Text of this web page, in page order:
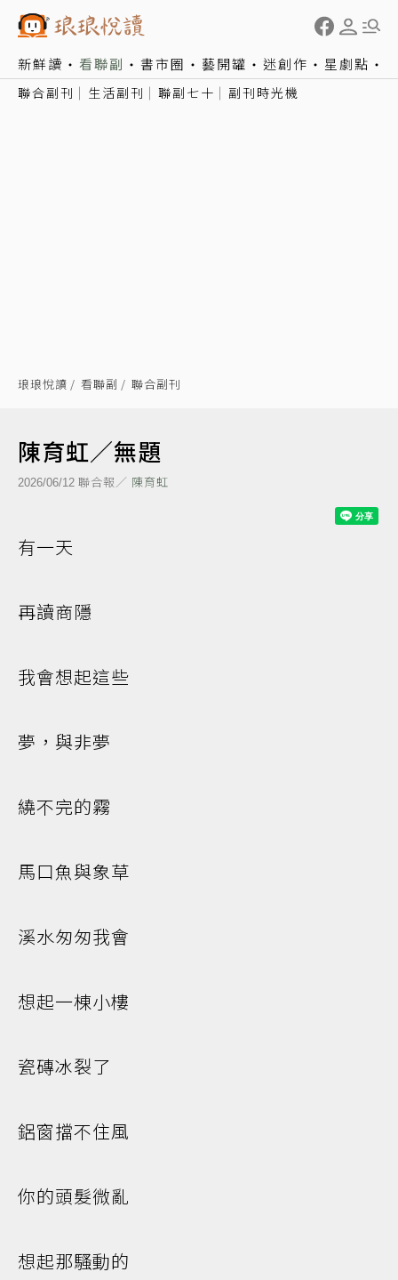
新鮮讀 看聯副 書市圈 藝開罐 迷創作 星劇點
聯合副刊 生活副刊 聯副七十 副刊時光機
琅琅悅讀 看聯副 聯合副刊
陳育虹／無題
2026/06/12 聯合報／ 陳育虹
有一天
再讀商隱
我會想起這些
夢，與非夢
繞不完的霧
馬口魚與象草
溪水匆匆我會
想起一棟小樓
瓷磚冰裂了
鋁窗擋不住風
你的頭髮微亂
想起那騷動的